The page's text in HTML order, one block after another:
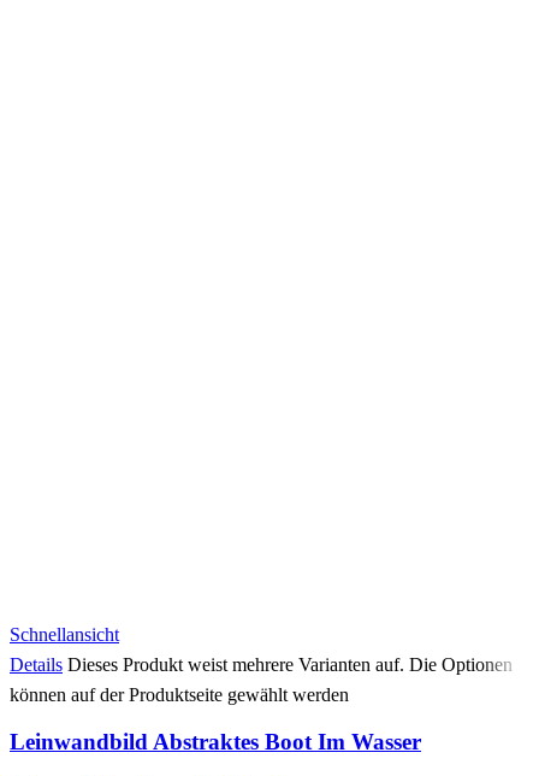
Schnellansicht
Details Dieses Produkt weist mehrere Varianten auf. Die Optionen
können auf der Produktseite gewählt werden
Leinwandbild Abstraktes Boot Im Wasser